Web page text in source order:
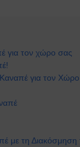
για τον χώρο σας
Καναπέ για τον
με τη